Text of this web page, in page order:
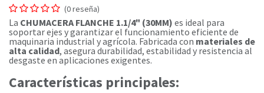
(0 reseña)
La CHUMACERA FLANCHE 1.1/4" (30MM) es ideal para
soportar ejes y garantizar el funcionamiento eficiente de
maquinaria industrial y agrícola. Fabricada con materiales de
alta calidad, asegura durabilidad, estabilidad y resistencia al
desgaste en aplicaciones exigentes.
Características principales: